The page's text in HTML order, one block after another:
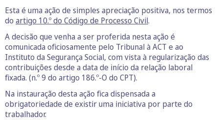
Esta é uma ação de simples apreciação positiva, nos termos
do artigo 10.º do Código de Processo Civil.
A decisão que venha a ser proferida nesta ação é
comunicada oficiosamente pelo Tribunal à ACT e ao
Instituto da Segurança Social, com vista à regularização das
contribuições desde a data de início da relação laboral
fixada. (n.º 9 do artigo 186.º-O do CPT).
Na instauração desta ação fica dispensada a
obrigatoriedade de existir uma iniciativa por parte do
trabalhador.